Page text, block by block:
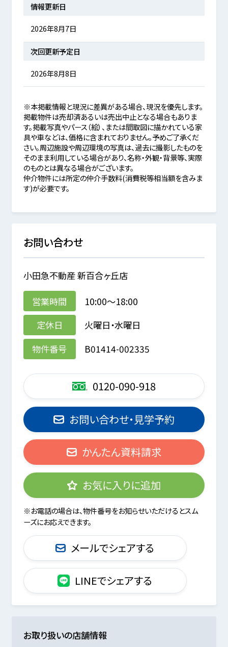
情報更新日
2026年8月7日
次回更新予定日
2026年8月8日
※本掲載情報と現況に差異がある場合、現況を優先します。
掲載物件は売却済あるいは売出中止となる場合もありま
す。掲載写真やパース（絵）、または間取図に描かれている家
具や車などは、価格に含まれておりません。予めご了承くだ
さい。周辺施設や周辺環境の写真は、過去に撮影したものを
そのまま利用している場合があり、名称・外観・背景等、実際
のものとは異なる場合がございます。
仲介物件には所定の仲介手数料(消費税等相当額を含みま
す)が必要です。
お問い合わせ
小田急不動産 新百合ヶ丘店
営業時間
10:00～18:00
定休日
火曜日・水曜日
物件番号
B01414-002335
0120-090-918
お問い合わせ・見学予約
かんたん資料請求
お気に入りに追加
※お電話の場合は、物件番号をお知らせいただけるとスム
ーズにお応えできます。
メールでシェアする
LINEでシェアする
お取り扱いの店舗情報